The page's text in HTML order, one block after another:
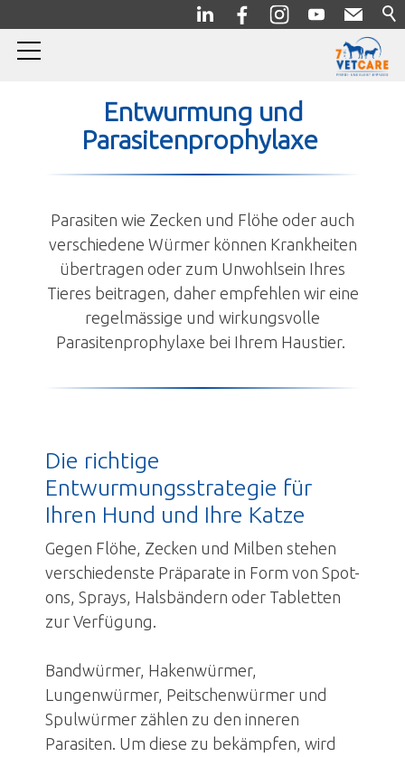
Pferde
Allgemein/Prophylaxe
Entwurmung und
Parasitenprophylaxe
Impfung
Gesundheitscheck und
Kleine Heimtiere
Innere Medizin
Orthopädie
Chirurgie
Diagnostik
Bildergalerie
Kleintier-Informationen
Fallbeispiele
Entwurmung und
Parasitenprophylaxe
Parasiten wie Zecken und Flöhe oder auch
verschiedene Würmer können Krankheiten
übertragen oder zum Unwohlsein Ihres
Tieres beitragen, daher empfehlen wir eine
regelmässige und wirkungsvolle
Parasitenprophylaxe bei Ihrem Haustier.
Die richtige
Entwurmungsstrategie für
Ihren Hund und Ihre Katze
Gegen Flöhe, Zecken und Milben stehen
verschiedenste Präparate in Form von Spot-
ons, Sprays, Halsbändern oder Tabletten
zur Verfügung.
Bandwürmer, Hakenwürmer,
Lungenwürmer, Peitschenwürmer und
Spulwürmer zählen zu den inneren
Parasiten. Um diese zu bekämpfen, wird